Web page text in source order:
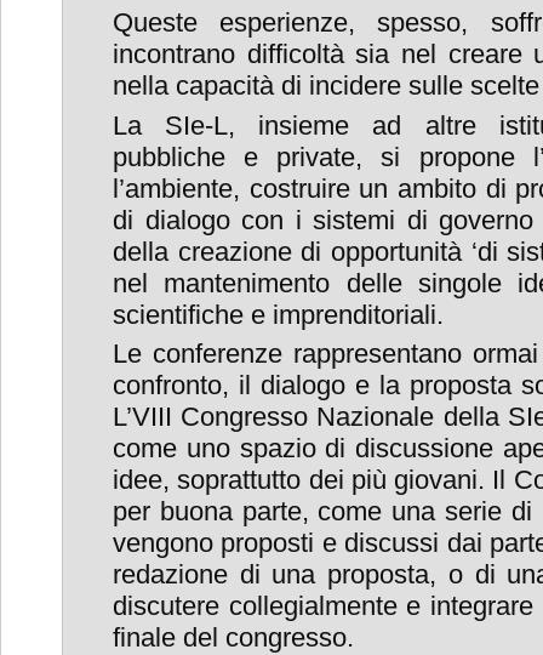
Queste esperienze, spesso,
incontrano difficoltà sia nel creare
nella capacità di incidere sulle
La SIe-L, insieme ad altre
pubbliche e private, si propone
l’ambiente, costruire un ambito di
di dialogo con i sistemi di
della creazione di opportunità ‘di
nel mantenimento delle singole
scientifiche e imprenditoriali.
Le conferenze rappresentano
confronto, il dialogo e la proposta
L’VIII Congresso Nazionale della
come uno spazio di discussione
idee, soprattutto dei più giovani. Il
per buona parte, come una serie di
vengono proposti e discussi dai
redazione di una proposta, o di
discutere collegialmente e
finale del congresso.